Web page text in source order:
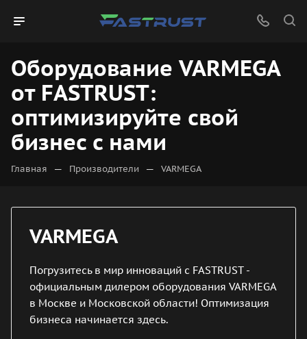
Оборудование VARMEGA
от FASTRUST:
оптимизируйте свой
бизнес с нами
Главная — Производители — VARMEGA
VARMEGA
Погрузитесь в мир инноваций с FASTRUST -
официальным дилером оборудования VARMEGA
в Москве и Московской области! Оптимизация
бизнеса начинается здесь.